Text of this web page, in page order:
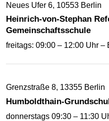
Neues Ufer 6, 10553 Berlin
Heinrich-von-Stephan Reformpädagogische
Gemeinschaftsschule
freitags: 09:00 – 12:00 Uhr –
Grenzstraße 8, 13355 Berlin
Humboldthain-
donnerstags 09:30 – 11:30